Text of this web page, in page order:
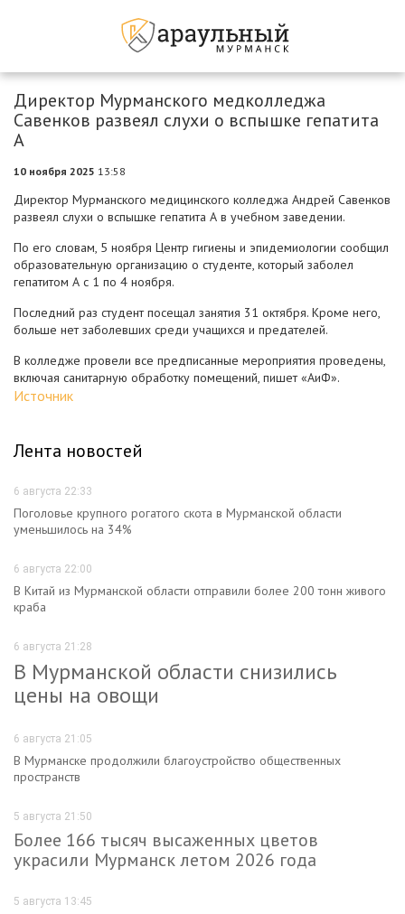
Директор Мурманского медколледжа
Савенков развеял слухи о вспышке гепатита
А
10 ноября 2025 13:58
Директор Мурманского медицинского колледжа Андрей Савенков
развеял слухи о вспышке гепатита А в учебном заведении.
По его словам, 5 ноября Центр гигиены и эпидемиологии сообщил
образовательную организацию о студенте, который заболел
гепатитом А с 1 по 4 ноября.
Последний раз студент посещал занятия 31 октября. Кроме него,
больше нет заболевших среди учащихся и предателей.
В колледже провели все предписанные мероприятия проведены,
включая санитарную обработку помещений, пишет «АиФ».
Источник
Лента новостей
6 августа 22:33
Поголовье крупного рогатого скота в Мурманской области
уменьшилось на 34%
6 августа 22:00
В Китай из Мурманской области отправили более 200 тонн живого
краба
6 августа 21:28
В Мурманской области снизились
цены на овощи
6 августа 21:05
В Мурманске продолжили благоустройство общественных
пространств
5 августа 21:50
Более 166 тысяч высаженных цветов
украсили Мурманск летом 2026 года
5 августа 13:45